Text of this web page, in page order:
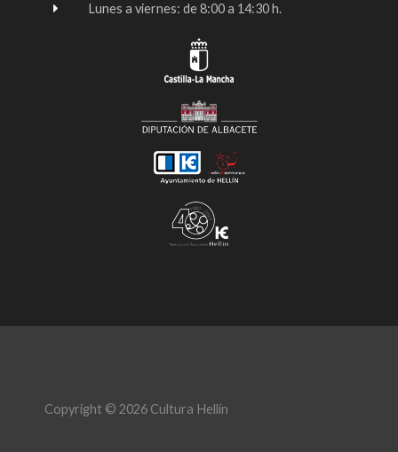
Lunes a viernes: de 8:00 a 14:30 h.
Copyright © 2026 Cultura Hellín